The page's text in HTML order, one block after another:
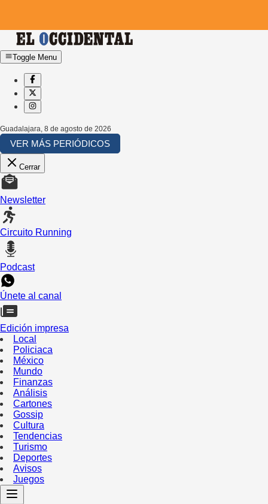
Toggle Menu
Guadalajara, 8 de agosto de 2026
VER MÁS PERIÓDICOS
Cerrar
Newsletter
Circuito Running
Podcast
Únete al canal
Edición impresa
Local
Policiaca
México
Mundo
Finanzas
Análisis
Cartones
Gossip
Cultura
Tendencias
Turismo
Deportes
Avisos
Juegos